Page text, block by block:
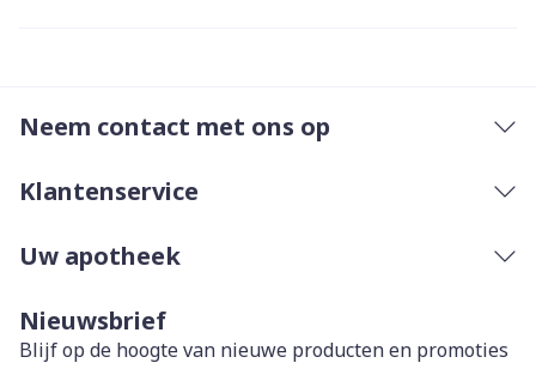
Neem contact met ons op
Klantenservice
Uw apotheek
Nieuwsbrief
Blijf op de hoogte van nieuwe producten en promoties